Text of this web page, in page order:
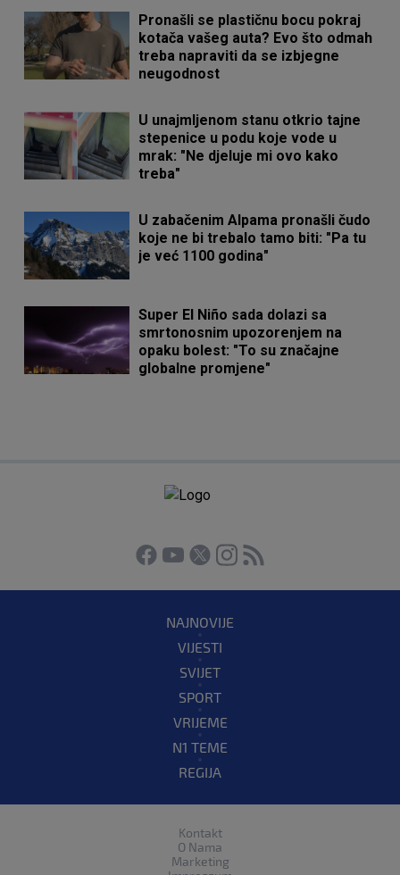
Pronašli se plastičnu bocu pokraj
kotača vašeg auta? Evo što odmah
treba napraviti da se izbjegne
neugodnost
U unajmljenom stanu otkrio tajne
stepenice u podu koje vode u
mrak: "Ne djeluje mi ovo kako
treba"
U zabačenim Alpama pronašli čudo
koje ne bi trebalo tamo biti: "Pa tu
je već 1100 godina"
Super El Niño sada dolazi sa
smrtonosnim upozorenjem na
opaku bolest: "To su značajne
globalne promjene"
NAJNOVIJE
VIJESTI
SVIJET
SPORT
VRIJEME
N1 TEME
REGIJA
Kontakt
O Nama
Marketing